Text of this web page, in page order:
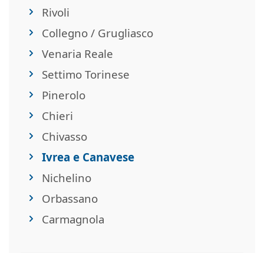
Rivoli
Collegno / Grugliasco
Venaria Reale
Settimo Torinese
Pinerolo
Chieri
Chivasso
Ivrea e Canavese
Nichelino
Orbassano
Carmagnola